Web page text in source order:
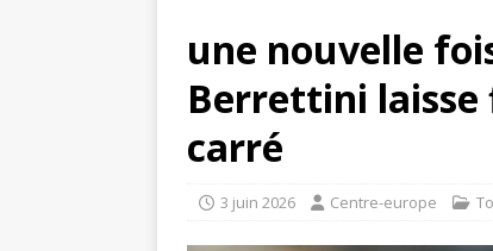
une nouvelle
Berrettini
carré
3 juin 2026 Centre-europe